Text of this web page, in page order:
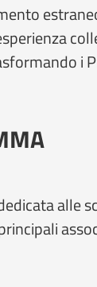
i
alle